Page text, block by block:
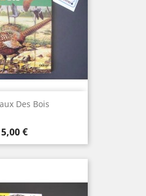
Des Bois
Prix
5,00 €